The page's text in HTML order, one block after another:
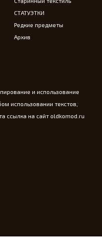
СТАТУЭТКИ
Редкие предметы
Архив
и использование
использовании текстов,
ссылка на сайт oldkomod.ru